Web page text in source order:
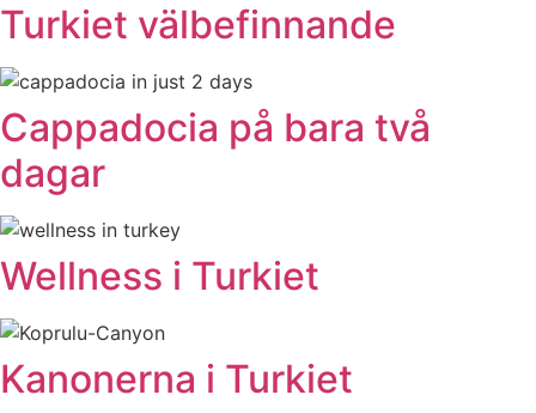
Turkiet välbefinnande
Cappadocia på bara två
dagar
Wellness i Turkiet
Kanonerna i Turkiet